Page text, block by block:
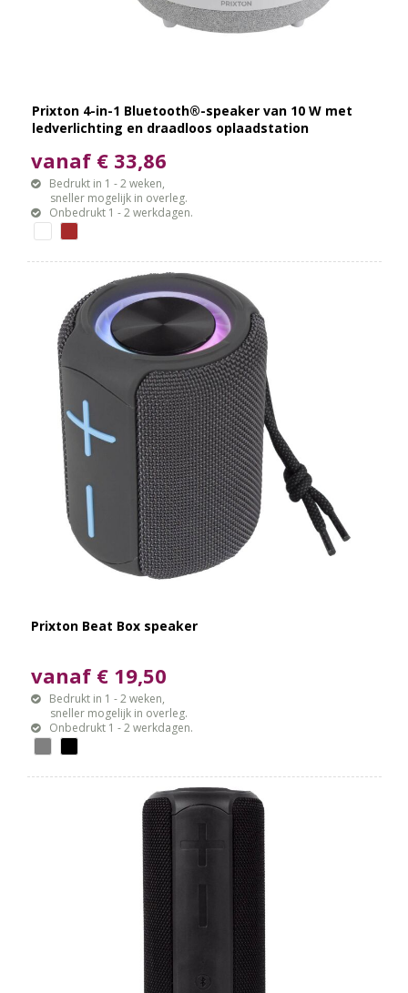
Prixton 4-in-1 Bluetooth®-speaker van 10 W met
ledverlichting en draadloos oplaadstation
vanaf € 33,86
Bedrukt in 1 - 2 weken,
sneller mogelijk in overleg.
Onbedrukt 1 - 2 werkdagen.
Prixton Beat Box speaker
vanaf € 19,50
Bedrukt in 1 - 2 weken,
sneller mogelijk in overleg.
Onbedrukt 1 - 2 werkdagen.